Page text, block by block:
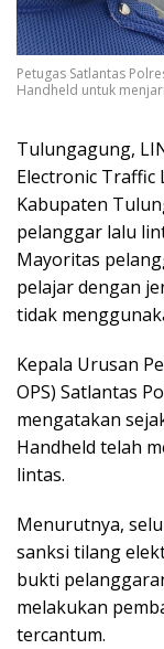
Petugas Satlantas
Handheld untuk
Tulungagung,
Electronic Traffic
Kabupaten
pelanggar lalu
Mayoritas
pelajar dengan
tidak
Kepala Urusan
OPS) Satlantas
mengatakan
Handheld telah
lintas.
Menurutnya,
sanksi tilang
bukti
melakukan
tercantum.